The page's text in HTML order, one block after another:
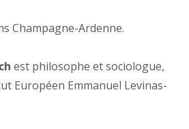
Champagne-Ardenne.
est philosophe et sociologue,
Européen Emmanuel Levinas-